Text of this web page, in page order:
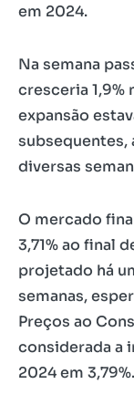
em 2024.
Na semana
cresceria 1,9%
expansão
subsequentes,
diversas
O mercado
3,71% ao final
projetado há
semanas,
Preços ao
considerada a
2024 em 3,79%.